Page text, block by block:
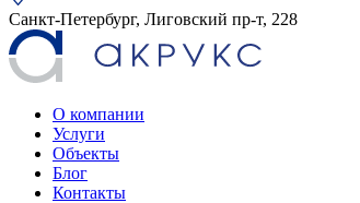
Санкт-Петербург, Лиговский пр-т, 228
О компании
Услуги
Объекты
Блог
Контакты